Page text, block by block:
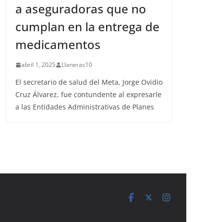
a aseguradoras que no
cumplan en la entrega de
medicamentos
abril 1, 2025 Llaneras10
El secretario de salud del Meta, Jorge Ovidio
Cruz Álvarez, fue contundente al expresarle
a las Entidades Administrativas de Planes